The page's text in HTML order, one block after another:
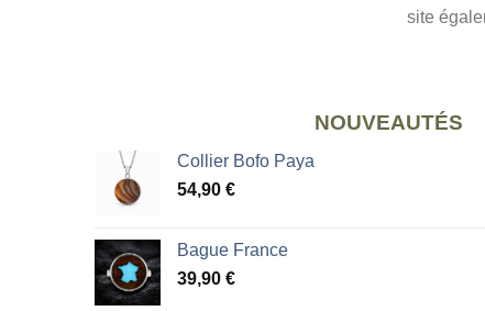
site
NOUVEAUTÉS
Collier Bofo Paya
54,90 €
Bague France
39,90 €